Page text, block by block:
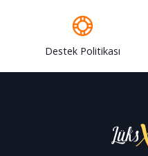
Destek Politikası